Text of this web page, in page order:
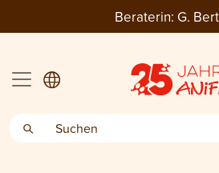
Beraterin: G.